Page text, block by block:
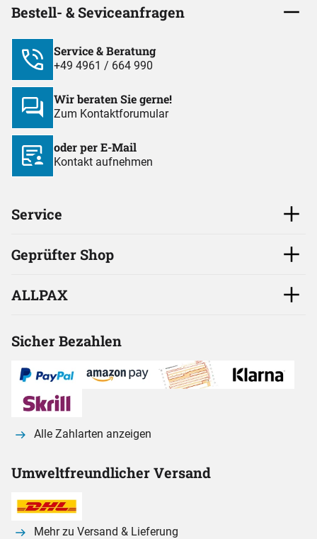
Bestell- & Seviceanfragen
Service & Beratung
+49 4961 / 664 990
Wir beraten Sie gerne!
Zum Kontaktforumular
oder per E-Mail
Kontakt aufnehmen
Service
Geprüfter Shop
ALLPAX
Sicher Bezahlen
Alle Zahlarten anzeigen
Umweltfreundlicher Versand
Mehr zu Versand & Lieferung